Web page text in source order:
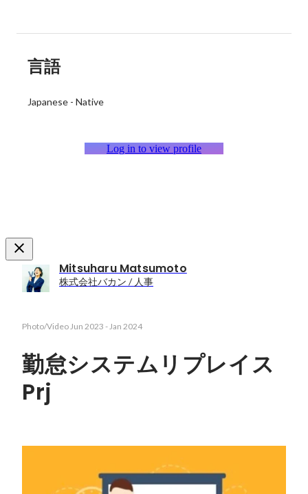
言語
Japanese - Native
Log in to view profile
Mitsuharu Matsumoto
株式会社バカン / 人事
Photo/VideoJun 2023 -Jan 2024
勤怠システムリプレイス
Prj